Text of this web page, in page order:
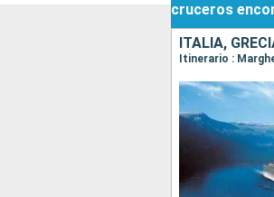
cruceros
ITALIA,
Itinerario :